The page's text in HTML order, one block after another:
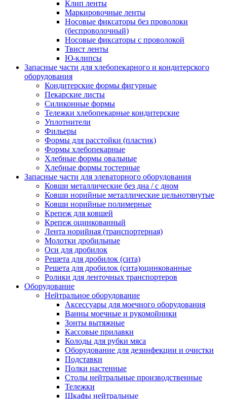
Клип ленты
Маркировочные ленты
Носовые фиксаторы без проволоки
(беспроволочный)
Носовые фиксаторы с проволокой
Твист ленты
Ю-клипсы
Запасные части для хлебопекарного и кондитерского
оборудования
Кондитерские формы фигурные
Пекарские листы
Силиконные формы
Тележки хлебопекарные кондитерские
Уплотнители
Фильеры
Формы для расстойки (пластик)
Формы хлебопекарные
Хлебные формы овальные
Хлебные формы тостерные
Запасные части для элеваторного оборудования
Ковши металлические без дна / с дном
Ковши норийные металлические цельнотянутые
Ковши норийные полимерные
Крепеж для ковшей
Крепеж оцинкованный
Лента норийная (транспортерная)
Молотки дробильные
Оси для дробилок
Решета для дробилок (сита)
Решета для дробилок (сита)оцинкованные
Ролики для ленточных транспортеров
Оборудование
Нейтральное оборудование
Аксессуары для моечного оборудования
Ванны моечные и рукомойники
Зонты вытяжные
Кассовые прилавки
Колоды для рубки мяса
Оборудование для дезинфекции и очистки
Подставки
Полки настенные
Столы нейтральные производственные
Тележки
Шкафы нейтральные